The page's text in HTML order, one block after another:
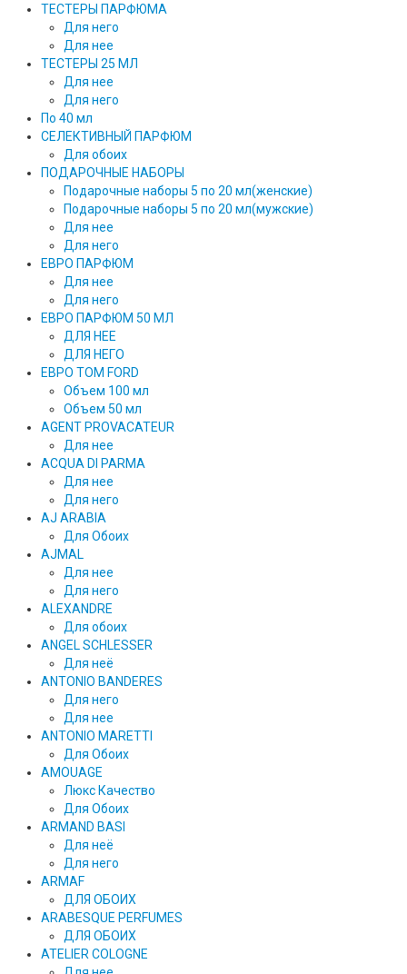
ТЕСТЕРЫ ПАРФЮМА
Для него
Для нее
ТЕСТЕРЫ 25 МЛ
Для нее
Для него
По 40 мл
СЕЛЕКТИВНЫЙ ПАРФЮМ
Для обоих
ПОДАРОЧНЫЕ НАБОРЫ
Подарочные наборы 5 по 20 мл(женские)
Подарочные наборы 5 по 20 мл(мужские)
Для нее
Для него
ЕВРО ПАРФЮМ
Для нее
Для него
ЕВРО ПАРФЮМ 50 МЛ
ДЛЯ НЕЕ
ДЛЯ НЕГО
ЕВРО TOM FORD
Объем 100 мл
Объем 50 мл
AGENT PROVACATEUR
Для нее
ACQUA DI PARMA
Для нее
Для него
AJ ARABIA
Для Обоих
AJMAL
Для нее
Для него
ALEXANDRE
Для обоих
ANGEL SCHLESSER
Для неё
ANTONIO BANDERES
Для него
Для нее
ANTONIO MARETTI
Для Обоих
AMOUAGE
Люкс Качество
Для Обоих
ARMAND BASI
Для неё
Для него
ARMAF
ДЛЯ ОБОИХ
ARABESQUE PERFUMES
ДЛЯ ОБОИХ
ATELIER COLOGNE